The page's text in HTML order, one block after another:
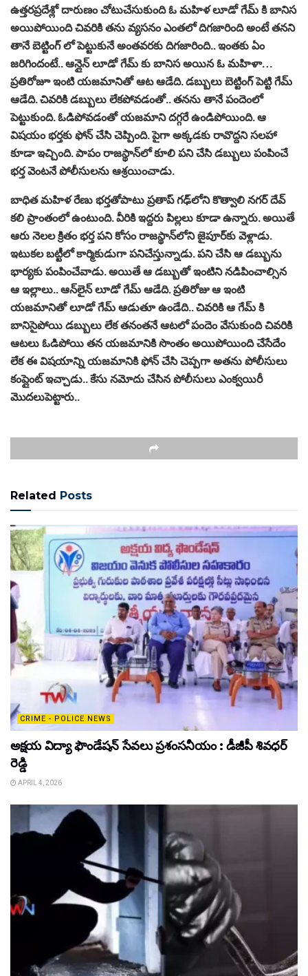
ఉత్తరప్రదేశ్లో దారుణం చోటుచేసుకుంది ఓ మహిళ లూడో గేమ్ కి బానిస
అయిపోయింది చివరికి తను వ్యసనం ఎంతలో దిగజారింది అంటే తనని
తానే బెట్టింగ్ లో పెట్టుకునే అంతవరకు దిగజారింది.. ఇంతకు ఏం
జరిగిందంటే.. ఆన్లైన్ లూడో గేమ్ కు బానిస అయిన ఓ మహిళా…
ప్రతిరోజూ ఇంటి యజమానితో ఆట ఆడేది. డబ్బులు బెట్టింగ్ పెట్టి గేమ్
ఆడేది. చివరికి డబ్బులు లేకపోవడంతో.. తనను తానే పందెంలో
పెట్టుకుంది. ఓడిపోవడంతో యజమాని దగ్గరే ఉండిపోయింది. ఆ
విషయం భర్తకు ఫోన్ చేసి చెప్పింది. పైగా అక్కడకు రావొద్దని సలహా
కూడా ఇచ్చింది. పాపం రాజస్థాన్‌లో కూలి పని చేసి డబ్బులు పంపించే
భర్త వెంటనే పోలీసులను ఆశ్రయించాడు.
బాధిత మహిళ రేణు భర్తతోపాటు ప్రతాప్ గఢ్‌లోని కొత్వాలి నగర్ దేవ్
కలి ప్రాంతంలో ఉంటుంది. వీరికి ఇద్దరు పిల్లలు కూడా ఉన్నారు. అయితే
ఆరు నెలల క్రితం భర్త పని కోసం రాజస్థాన్‌లోని జైపూర్‌కు వెళ్లాడు.
ఇటుకల బట్టీలో కార్మికుడుగా పనిచేస్తున్నాడు. పని చేసి ఆ డబ్బును
భార్యకు పంపించేవాడు. అయితే ఆ డబ్బుతో ఇంటిని నడిపించాల్సిన
ఆ ఇల్లాలు.. ఆన్‌లైన్ లూడో గేమ్ ఆడేది. ప్రతిరోజు ఆ ఇంటి
యజమానితో లూడో గేమ్ ఆడుతూ ఉండేది.. చివరికి ఆ గేమ్ కి
బానిసైపోయి డబ్బులు లేక తనంతనే ఆటలో పందెం వేసుకుంది చివరికి
ఆటలు ఓడిపోయి తన యజమానికి సొంతం అయిపోయింది చేసేదేం
లేక ఈ విషయాన్ని యజమానికి ఫోన్ చేసి చెప్పగా అతను పోలీసులు
కంప్లైంట్ ఇచ్చాడు.. కేసు నమోదు చేసిన పోలీసులు ఎంక్వయిరీ
మొదలుపెట్టారు..
Related Posts
CRIME - POLICE NEWS
అక్షయ విద్యా ఫౌండేషన్ సేవలు ప్రశంసనీయం : డీజీపీ శివధర్
రెడ్డి
APRIL 4, 2026